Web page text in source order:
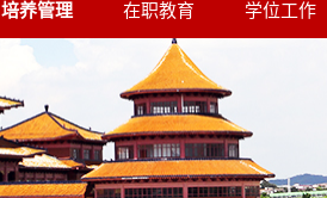
培养管理 在职教育 学位工作